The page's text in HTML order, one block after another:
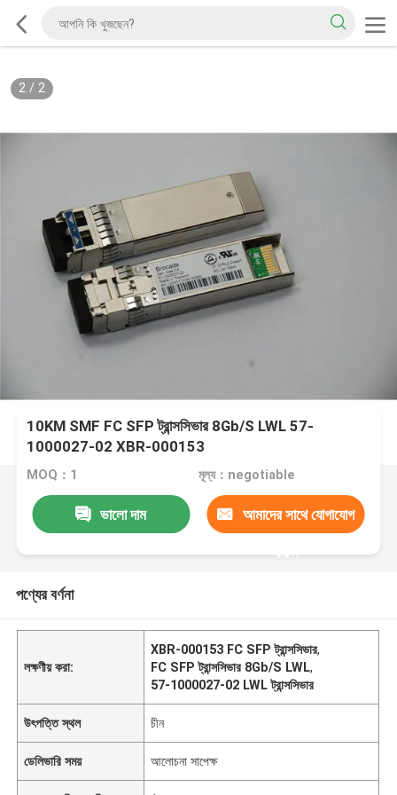
2/ 2
10KM SMF FC SFP ট্রান্সসিভার 8Gb/S LWL 57-
1000027-02 XBR-000153
MOQ：1 মূল্য：negotiable
ভালো দাম আমাদের সাথে যোগাযোগ
করুন
পণ্যের বর্ণনা
লক্ষণীয় করা:
XBR-000153 FC SFP ট্রান্সসিভার,
FC SFP ট্রান্সসিভার 8Gb/S LWL,
57-1000027-02 LWL ট্রান্সসিভার
উৎপত্তি স্থল চীন
ডেলিভারি সময় আলোচনা সাপেক্ষ